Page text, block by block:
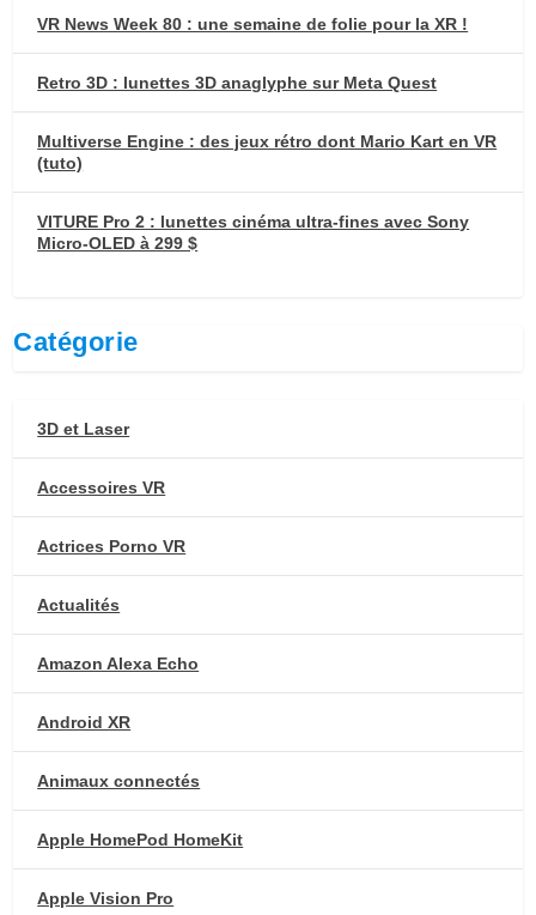
VR News Week 80 : une semaine de folie pour la XR !
Retro 3D : lunettes 3D anaglyphe sur Meta Quest
Multiverse Engine : des jeux rétro dont Mario Kart en VR
(tuto)
VITURE Pro 2 : lunettes cinéma ultra-fines avec Sony
Micro-OLED à 299 $
Catégorie
3D et Laser
Accessoires VR
Actrices Porno VR
Actualités
Amazon Alexa Echo
Android XR
Animaux connectés
Apple HomePod HomeKit
Apple Vision Pro